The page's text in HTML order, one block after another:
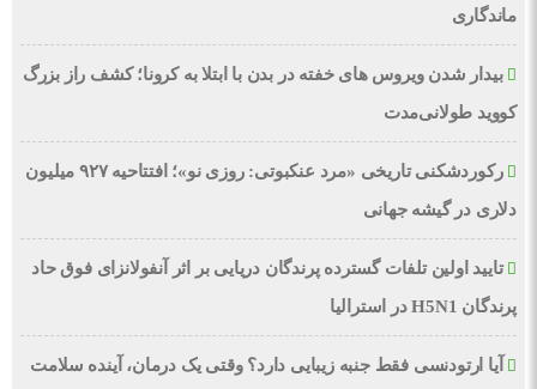
ماندگاری
بیدار شدن ویروس‌ های خفته در بدن با ابتلا به کرونا؛ کشف راز بزرگ
کووید طولانی‌مدت
رکوردشکنی تاریخی «مرد عنکبوتی: روزی نو»؛ افتتاحیه ۹۲۷ میلیون
دلاری در گیشه جهانی
تایید اولین تلفات گسترده پرندگان دریایی بر اثر آنفولانزای فوق حاد
پرندگان H5N1 در استرالیا
آیا ارتودنسی فقط جنبه زیبایی دارد؟ وقتی یک درمان، آینده سلامت